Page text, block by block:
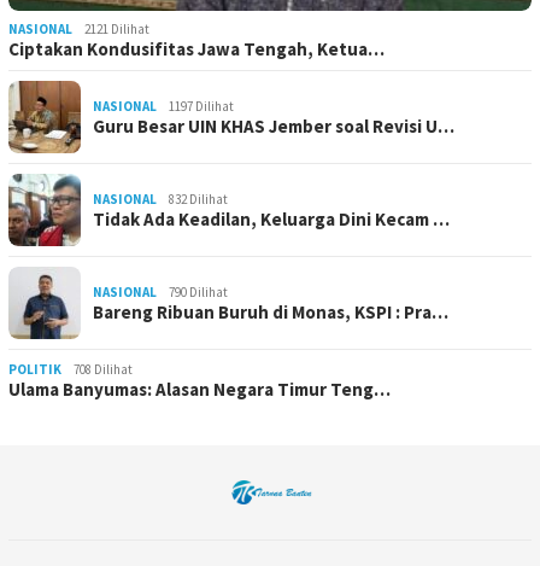
NASIONAL 2121 Dilihat
Ciptakan Kondusifitas Jawa Tengah, Ketua…
NASIONAL 1197 Dilihat
Guru Besar UIN KHAS Jember soal Revisi U…
NASIONAL 832 Dilihat
Tidak Ada Keadilan, Keluarga Dini Kecam …
NASIONAL 790 Dilihat
Bareng Ribuan Buruh di Monas, KSPI : Pra…
POLITIK 708 Dilihat
Ulama Banyumas: Alasan Negara Timur Teng…